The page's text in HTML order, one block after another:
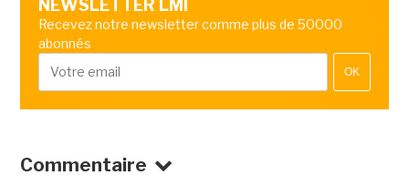
NEWSLETTER LMI
Recevez notre newsletter comme plus de 50000
abonnés
OK
Commentaire